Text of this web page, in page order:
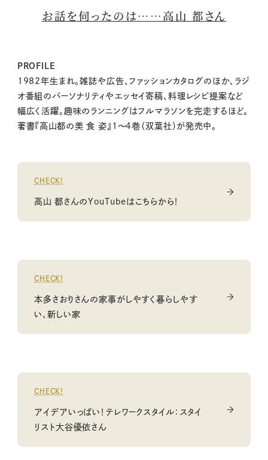
お話を伺ったのは……高山 都さん
PROFILE
1982年生まれ。雑誌や広告、ファッションカタログのほか、ラジ
オ番組のパーソナリティやエッセイ寄稿、料理レシピ提案など
幅広く活躍。趣味のランニングはフルマラソンを完走するほど。
著書『高山都の美 食 姿』1～４巻（双葉社）が発売中。
CHECK!
高山 都さんのYouTubeはこちらから！
CHECK!
本多さおりさんの家事がしやすく暮らしやす
い、新しい家
CHECK!
アイデアいっぱい！テレワークスタイル：スタイ
リスト大谷優依さん